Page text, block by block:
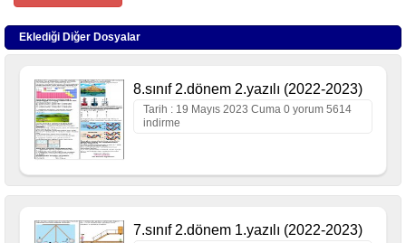
Eklediği Diğer Dosyalar
8.sınıf 2.dönem 2.yazılı (2022-2023)
Tarih : 19 Mayıs 2023 Cuma 0 yorum 5614
indirme
7.sınıf 2.dönem 1.yazılı (2022-2023)